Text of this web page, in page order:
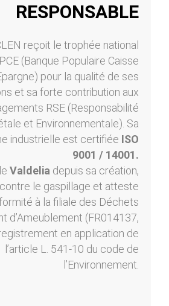
RESPONSABLE
reçoit le trophée national
(Banque Populaire Caisse
pour la qualité de ses
et sa forte contribution aux
RSE (Responsabilité
et Environnementale). Sa
industrielle est certifiée ISO
9001 / 14001.
Valdelia depuis sa création,
le gaspillage et atteste
à la filiale des Déchets
d’Ameublement (FR014137,
en application de
l’article L. 541-10 du code de
l’Environnement.